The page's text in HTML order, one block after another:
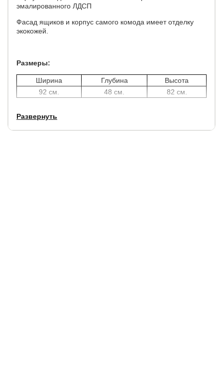
эмалированного ЛДСП
Фасад ящиков и корпус самого комода имеет отделку
экокожей.
Размеры:
Ширина Глубина
Высота
92 см.
48 см. 82 см.
Конструкция комода включает 4 ящика. Все ящики имеют
Развернуть